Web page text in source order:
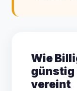
Wie
günstig
vereint